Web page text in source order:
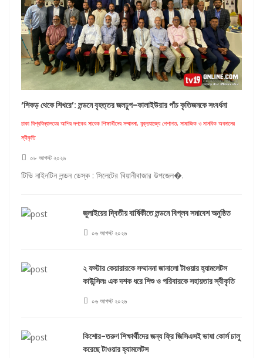
‘শিকড় থেকে শিখরে’: লন্ডনে বৃহত্তর জলঢুপ-কালাইউরার পাঁচ কৃতিজনকে সংবর্ধনা
ঢাকা বিশ্ববিদ্যালয়ের আশির দশকের সাবেক শিক্ষার্থীদের সম্মাননা, যুক্তরাজ্যে পেশাগত, সামাজিক ও মানবিক অবদানের
স্বীকৃতি
০৮ আগস্ট ২০২৬
টিভি নাইনটিন লন্ডন ডেস্ক : সিলেটের বিয়ানীবাজার উপজেল�.
জুলাইয়ের দ্বিতীয় বার্ষিকীতে লন্ডনে বিপ্লব সমাবেশ অনুষ্ঠিত
০৬ আগস্ট ২০২৬
২ ফস্টার কেয়ারারকে সম্মাননা জানালো টাওয়ার হ্যামলেটস
কাউন্সিলঃ এক দশক ধরে শিশু ও পরিবারকে সহায়তার স্বীকৃতি
০৬ আগস্ট ২০২৬
কিশোর-তরুণ শিক্ষার্থীদের জন্য ফ্রি জিসিএসই ভাষা কোর্স চালু
করেছে টাওয়ার হ্যামলেটস